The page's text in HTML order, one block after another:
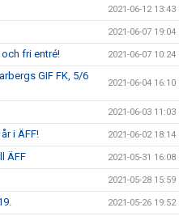
2021-06-12 13:43
2021-06-07 19:04
fri entré! 2021-06-07 10:24
GIF FK, 5/6
2021-06-04 16:10
2021-06-03 11:03
i ÄFF! 2021-06-02 18:14
ÄFF 2021-05-31 16:08
2021-05-28 15:59
2021-05-26 19:52